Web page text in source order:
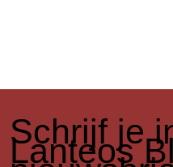
​Schrijf je
Lanteos